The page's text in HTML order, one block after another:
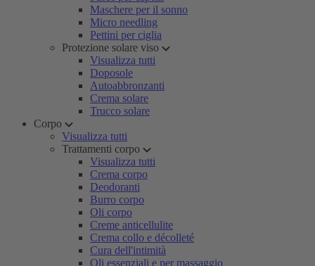
Maschere per il sonno
Micro needling
Pettini per ciglia
Protezione solare viso
Visualizza tutti
Doposole
Autoabbronzanti
Crema solare
Trucco solare
Corpo
Visualizza tutti
Trattamenti corpo
Visualizza tutti
Crema corpo
Deodoranti
Burro corpo
Oli corpo
Creme anticellulite
Crema collo e décolleté
Cura dell'intimità
Oli essenziali e per massaggio